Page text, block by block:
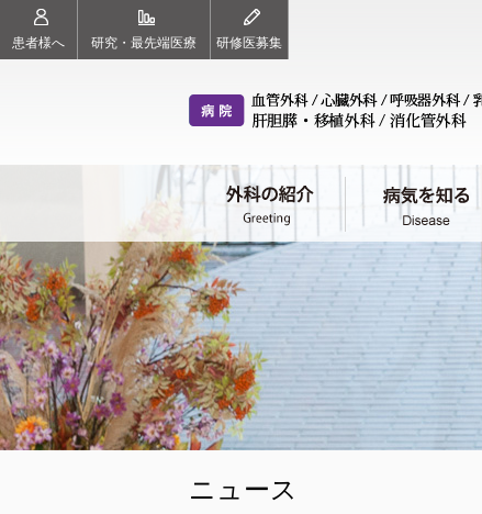
患者様へ 研究・最先端医療 研修医募集
外科の紹介（ごあいさつ）
教授 東 信良 教授 紙谷 寛之
病気を知る
治療チーム（各科のご案内）
血管外科 心臓外科
診療案内
診療科目 初診の方へ
スタッフ紹介
血管外科 心臓外科
ニュース